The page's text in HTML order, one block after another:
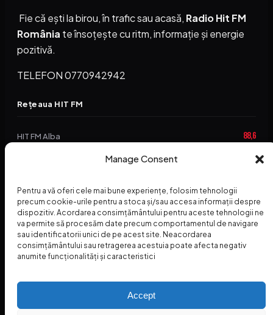
Manage Consent
Pentru a vă oferi cele mai bune experiențe, folosim tehnologii
precum cookie-urile pentru a stoca și/sau accesa informații despre
dispozitiv. Acordarea consimțământului pentru aceste tehnologii ne
va permite să procesăm date precum comportamentul de navigare
sau identificatorii unici de pe acest site. Neacordarea
consimțământului sau retragerea acestuia poate afecta negativ
anumite funcționalități și caracteristici
Accept
Fie că ești la birou, în trafic sau acasă, Radio Hit FM
România te însoțește cu ritm, informație și energie
pozitivă.
TELEFON 0770942942
Rețeaua HIT FM
HIT FM Alba 88,6
94,2
HIT FM Abrud 94,3
HIT FM Horezu 95,1
HIT FM Nehoiu 88,2